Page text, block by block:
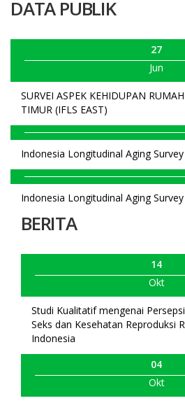
DATA PUBLIK
27
Jun
SURVEI ASPEK KEHIDUPAN
TIMUR (IFLS EAST)
Indonesia Longitudinal Aging
Indonesia Longitudinal Aging
BERITA
14
Okt
Studi Kualitatif mengenai
Seks dan Kesehatan Reproduksi
Indonesia
04
Okt